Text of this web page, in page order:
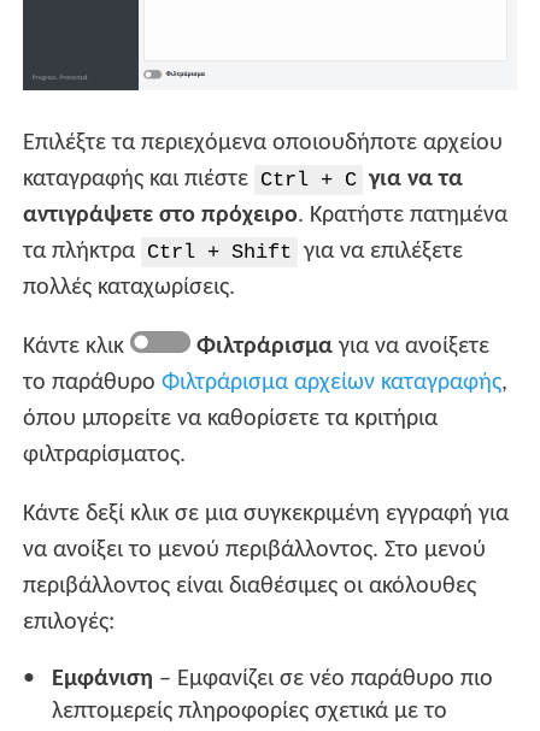
Επιλέξτε τα περιεχόμενα οποιουδήποτε αρχείου
καταγραφής και πιέστε Ctrl + C για να τα
αντιγράψετε στο πρόχειρο. Κρατήστε πατημένα
τα πλήκτρα Ctrl + Shift για να επιλέξετε
πολλές καταχωρίσεις.
Κάντε κλικ Φιλτράρισμα για να ανοίξετε
το παράθυροΦιλτράρισμα αρχείων καταγραφής,
όπου μπορείτε να καθορίσετε τα κριτήρια
φιλτραρίσματος.
Κάντε δεξί κλικ σε μια συγκεκριμένη εγγραφή για
να ανοίξει το μενού περιβάλλοντος. Στο μενού
περιβάλλοντος είναι διαθέσιμες οι ακόλουθες
επιλογές:
Εμφάνιση – Εμφανίζει σε νέο παράθυρο πιο
λεπτομερείς πληροφορίες σχετικά με το